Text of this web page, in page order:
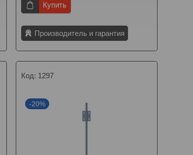
Купить
Производитель и гарантия
1297
-20%